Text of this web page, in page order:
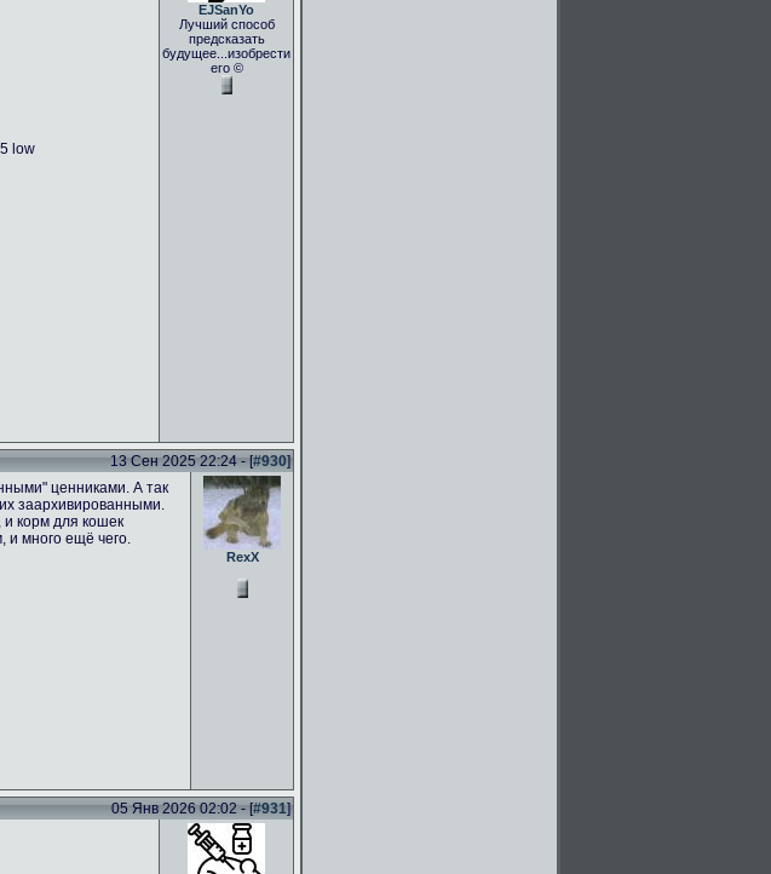
low
EJSanYo
Лучший способ
предсказать
будущее...изобрести
его ©
13 Сен 2025 22:24 - [#930]
ценниками. А так
заархивированными.
корм для кошек
и много ещё чего.
RexX
05 Янв 2026 02:02 - [#931]